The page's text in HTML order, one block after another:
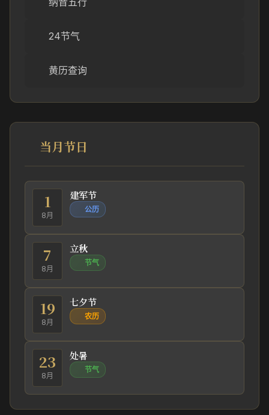
24节气
黄历查询
当月节日
1
8月
建军节
公历
7
8月
立秋
节气
19
8月
七夕节
农历
23
8月
处暑
节气